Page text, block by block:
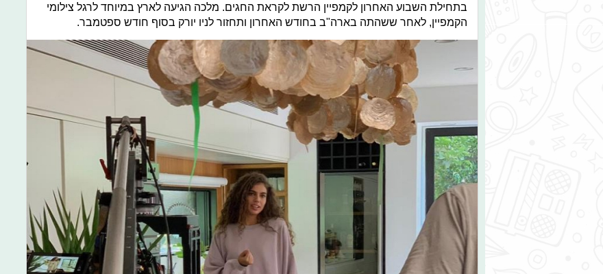
בתחילת השבוע האחרון לקמפיין הרשת לקראת החגים. מלכה הגיעה לארץ במיוחד לרגל צילומי
הקמפיין, לאחר ששהתה בארה"ב בחודש האחרון ותחזור לניו יורק בסוף חודש ספטמבר.